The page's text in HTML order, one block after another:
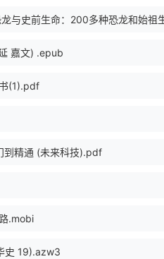
嘉文) .epub
(1).pdf
到精通 (未来科技).pdf
.mobi
史 19).azw3